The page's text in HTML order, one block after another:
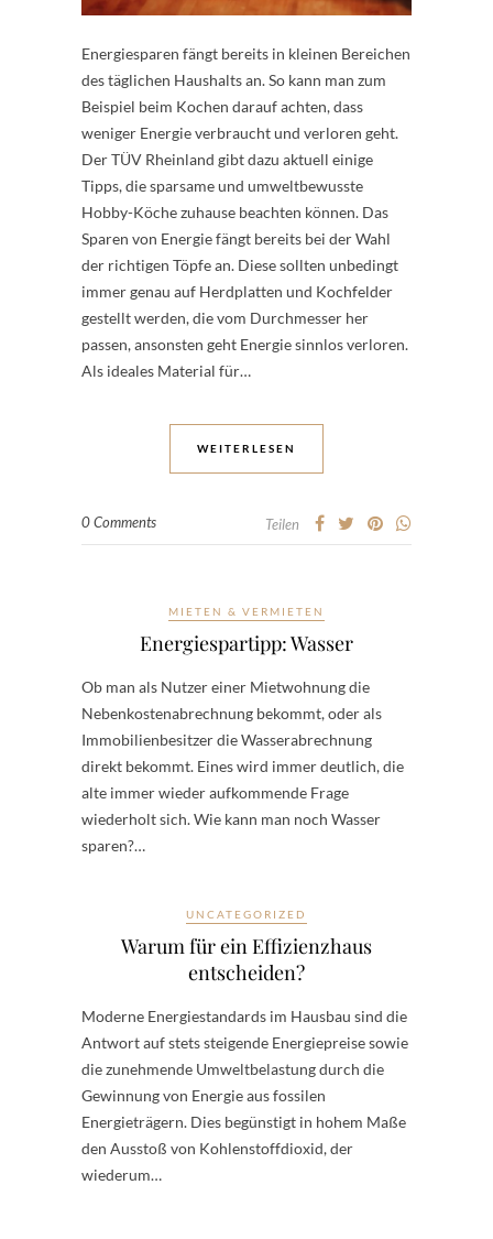
Energiesparen fängt bereits in kleinen Bereichen
des täglichen Haushalts an. So kann man zum
Beispiel beim Kochen darauf achten, dass
weniger Energie verbraucht und verloren geht.
Der TÜV Rheinland gibt dazu aktuell einige
Tipps, die sparsame und umweltbewusste
Hobby-Köche zuhause beachten können. Das
Sparen von Energie fängt bereits bei der Wahl
der richtigen Töpfe an. Diese sollten unbedingt
immer genau auf Herdplatten und Kochfelder
gestellt werden, die vom Durchmesser her
passen, ansonsten geht Energie sinnlos verloren.
Als ideales Material für…
WEITERLESEN
0 Comments Teilen
MIETEN & VERMIETEN
Energiespartipp: Wasser
Ob man als Nutzer einer Mietwohnung die
Nebenkostenabrechnung bekommt, oder als
Immobilienbesitzer die Wasserabrechnung
direkt bekommt. Eines wird immer deutlich, die
alte immer wieder aufkommende Frage
wiederholt sich. Wie kann man noch Wasser
sparen?…
UNCATEGORIZED
Warum für ein Effizienzhaus
entscheiden?
Moderne Energiestandards im Hausbau sind die
Antwort auf stets steigende Energiepreise sowie
die zunehmende Umweltbelastung durch die
Gewinnung von Energie aus fossilen
Energieträgern. Dies begünstigt in hohem Maße
den Ausstoß von Kohlenstoffdioxid, der
wiederum…